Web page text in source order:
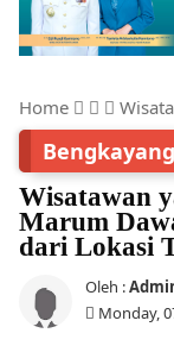
Home Wisatawan
Wisatawan
Marum
dari Lokasi
Oleh :
Monday,